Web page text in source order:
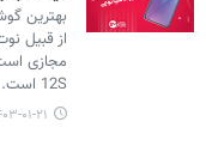
بهترین
12S است.
۱۴۰۳-۰۱-۲۱